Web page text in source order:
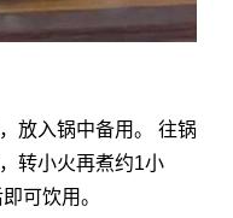
入锅中备用。 往锅
转小火再煮约1小
可饮用。